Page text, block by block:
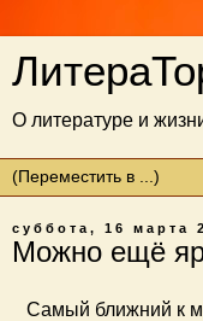
О литературе и
суббота, 16 марта
Можно ещё
Самый ближний к